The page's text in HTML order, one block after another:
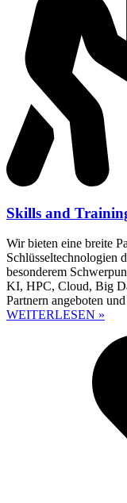
Skills and
Wir bieten eine breite
Schlüsseltechnologien
besonderem
KI, HPC, Cloud, Big
Partnern angeboten
WEITERLESEN »